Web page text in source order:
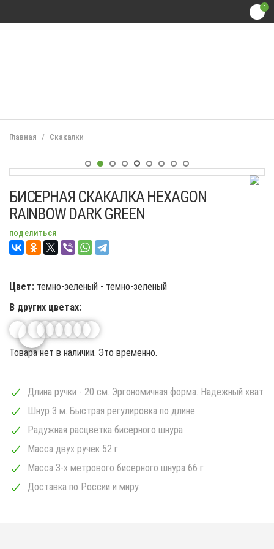
0
Главная Скакалки
Подробнее
Подробнее
Подробнее
Подробнее
Подробнее
Подробнее
Подробнее
Подробнее
Подробнее
БИСЕРНАЯ СКАКАЛКА HEXAGON
RAINBOW DARK GREEN
поделиться
Цвет: темно-зеленый - темно-зеленый
В других цветах:
Товара нет в наличии. Это временно.
Длина ручки - 20 см. Эргономичная форма. Надежный хват
Шнур 3 м. Быстрая регулировка по длине
Радужная расцветка бисерного шнура
Масса двух ручек 52 г
Масса 3-х метрового бисерного шнура 66 г
Доставка по России и миру